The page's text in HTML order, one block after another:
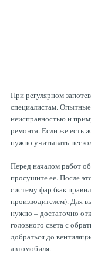
При регулярном
специалистам.
неисправностью и
ремонта. Если же есть
нужно учитывать
Перед началом работ
просушите ее. После
систему фар (как
производителем). Для
нужно – достаточно
головного света с
добраться до
автомобиля.